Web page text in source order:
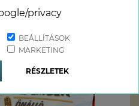
privacy
BEÁLLÍTÁSOK
MARKETING
RÉSZLETEK
Művelődési Központja -
TOMI.
ELŐADÁSRÓL